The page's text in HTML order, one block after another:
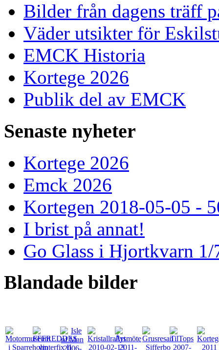
Bilder från dagens träff
Väder utsikter för
EMCK Historia
Kortege 2026
Publik del av EMCK
Senaste nyheter
Kortege 2026
Emck 2026
Kortegen 2018-05-05 -
I brist på annat!
Go Glass i Hjortkvarn 1/
Blandade bilder